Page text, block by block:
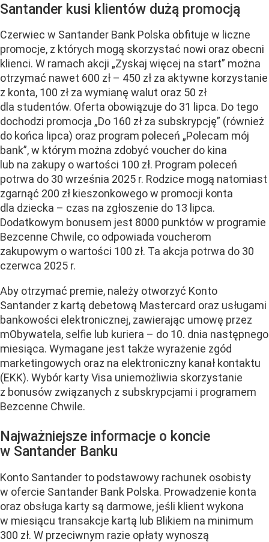
Santander kusi klientów dużą promocją
Czerwiec w Santander Bank Polska obfituje w liczne
promocje, z których mogą skorzystać nowi oraz obecni
klienci. W ramach akcji „Zyskaj więcej na start” można
otrzymać nawet 600 zł – 450 zł za aktywne korzystanie
z konta, 100 zł za wymianę walut oraz 50 zł
dla studentów. Oferta obowiązuje do 31 lipca. Do tego
dochodzi promocja „Do 160 zł za subskrypcję” (również
do końca lipca) oraz program poleceń „Polecam mój
bank”, w którym można zdobyć voucher do kina
lub na zakupy o wartości 100 zł. Program poleceń
potrwa do 30 września 2025 r. Rodzice mogą natomiast
zgarnąć 200 zł kieszonkowego w promocji konta
dla dziecka – czas na zgłoszenie do 13 lipca.
Dodatkowym bonusem jest 8000 punktów w programie
Bezcenne Chwile, co odpowiada voucherom
zakupowym o wartości 100 zł. Ta akcja potrwa do 30
czerwca 2025 r.
Aby otrzymać premie, należy otworzyć Konto
Santander z kartą debetową Mastercard oraz usługami
bankowości elektronicznej, zawierając umowę przez
mObywatela, selfie lub kuriera – do 10. dnia następnego
miesiąca. Wymagane jest także wyrażenie zgód
marketingowych oraz na elektroniczny kanał kontaktu
(EKK). Wybór karty Visa uniemożliwia skorzystanie
z bonusów związanych z subskrypcjami i programem
Bezcenne Chwile.
Najważniejsze informacje o koncie
w Santander Banku
Konto Santander to podstawowy rachunek osobisty
w ofercie Santander Bank Polska. Prowadzenie konta
oraz obsługa karty są darmowe, jeśli klient wykona
w miesiącu transakcje kartą lub Blikiem na minimum
300 zł. W przeciwnym razie opłaty wynoszą